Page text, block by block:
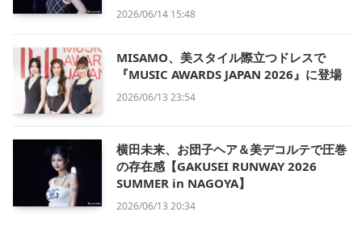
2026/06/14 15:48
MISAMO、美スタイル際立つドレスで
『MUSIC AWARDS JAPAN 2026』に登場
2026/06/13 23:54
横田未来、お団子ヘア＆美デコルテで圧巻
の存在感【GAKUSEI RUNWAY 2026
SUMMER in NAGOYA】
2026/06/13 20:34